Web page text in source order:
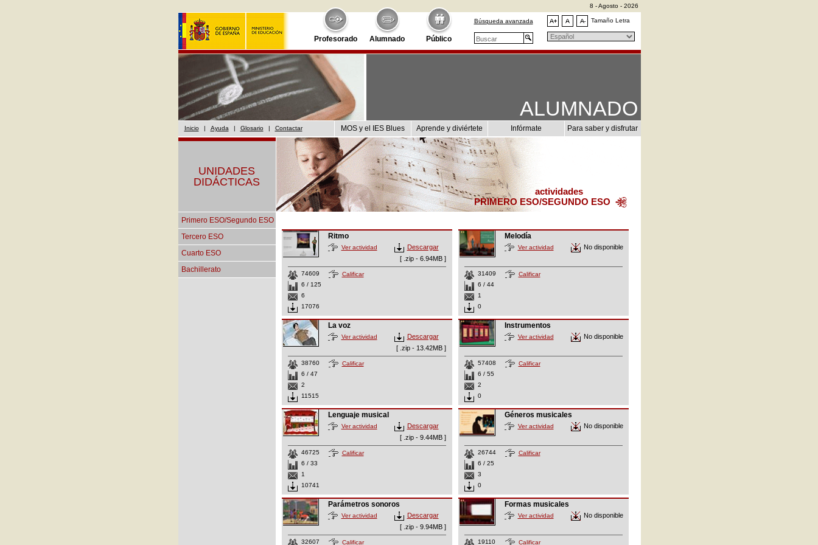
Profesorado Alumnado Público
8 - Agosto - 2026
Búsqueda avanzada Tamaño Letra
ALUMNADO
Inicio | Ayuda | Glosario | Contactar MOS y el IES Blues Aprende y diviértete Infórmate Para saber y disfrutar
UNIDADES
DIDÁCTICAS
Primero ESO/Segundo ESO
Tercero ESO
Cuarto ESO
Bachillerato
actividades
PRIMERO ESO/SEGUNDO ESO
Ritmo
Ver actividad
Descargar
[ .zip - 6.94MB ]
74609
6 / 125
6
17076
Calificar
Melodía
Ver actividad No disponible
31409
6 / 44
1
0
Calificar
La voz
Ver actividad
Descargar
[ .zip - 13.42MB ]
38760
6 / 47
2
11515
Calificar
Instrumentos
Ver actividad No disponible
57408
6 / 55
2
0
Calificar
Lenguaje musical
Ver actividad
Descargar
[ .zip - 9.44MB ]
46725
6 / 33
1
10741
Calificar
Géneros musicales
Ver actividad No disponible
26744
6 / 25
3
0
Calificar
Parámetros sonoros
Ver actividad
Descargar
[ .zip - 9.94MB ]
32607 Calificar
Formas musicales
Ver actividad No disponible
19110 Calificar